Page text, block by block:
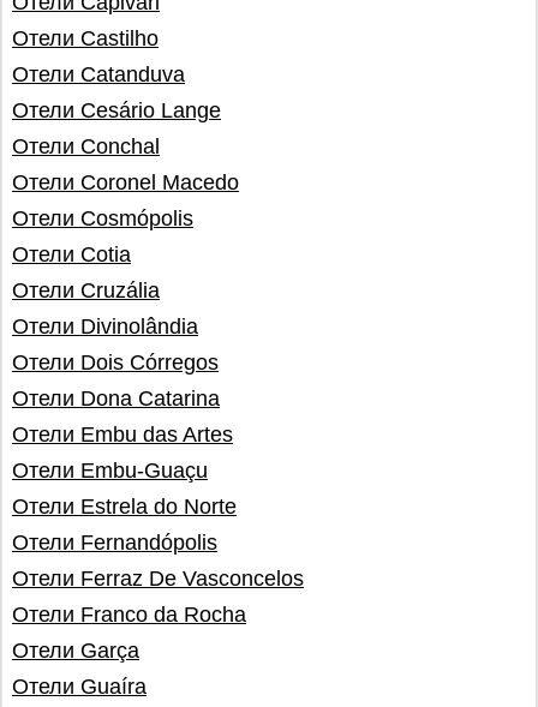
Отели Castilho
Отели Catanduva
Отели Cesário Lange
Отели Conchal
Отели Coronel Macedo
Отели Cosmópolis
Отели Cotia
Отели Cruzália
Отели Divinolândia
Отели Dois Córregos
Отели Dona Catarina
Отели Embu das Artes
Отели Embu-Guaçu
Отели Estrela do Norte
Отели Fernandópolis
Отели Ferraz De Vasconcelos
Отели Franco da Rocha
Отели Garça
Отели Guaíra